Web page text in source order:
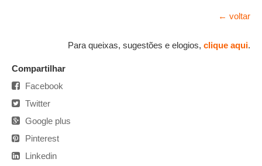
← voltar
Para queixas, sugestões e elogios, clique aqui.
Compartilhar
Facebook
Twitter
Google plus
Pinterest
Linkedin